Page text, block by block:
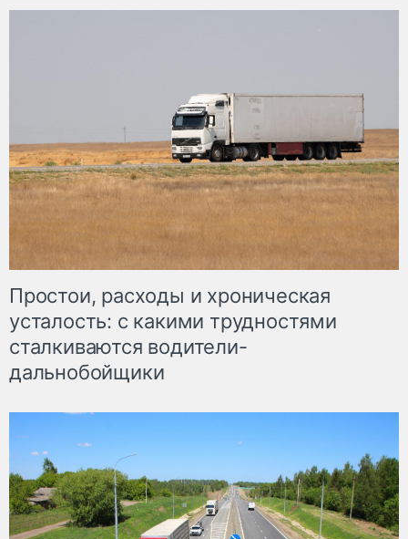
Простои, расходы и хроническая
усталость: с какими трудностями
сталкиваются водители-
дальнобойщики